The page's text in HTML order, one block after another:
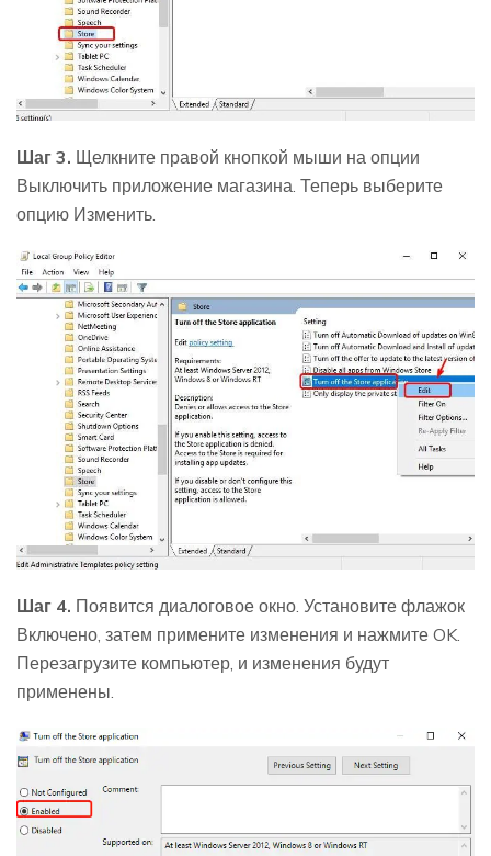
Шаг 3. Щелкните правой кнопкой мыши на опции
Выключить приложение магазина. Теперь выберите
опцию Изменить.
Шаг 4. Появится диалоговое окно. Установите флажок
Включено, затем примените изменения и нажмите OK.
Перезагрузите компьютер, и изменения будут
применены.